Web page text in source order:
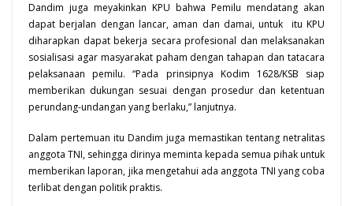
Dandim juga meyakinkan KPU bahwa Pemilu mendatang akan
dapat berjalan dengan lancar, aman dan damai, untuk itu KPU
diharapkan dapat bekerja secara profesional dan melaksanakan
sosialisasi agar masyarakat paham dengan tahapan dan tatacara
pelaksanaan pemilu. “Pada prinsipnya Kodim 1628/KSB siap
memberikan dukungan sesuai dengan prosedur dan ketentuan
perundang-undangan yang berlaku,” lanjutnya.
Dalam pertemuan itu Dandim juga memastikan tentang netralitas
anggota TNI, sehingga dirinya meminta kepada semua pihak untuk
memberikan laporan, jika mengetahui ada anggota TNI yang coba
terlibat dengan politik praktis.